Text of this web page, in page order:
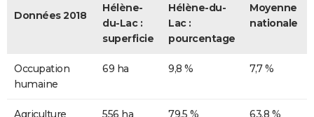
Données 2018
Hélène-
du-Lac :
superficie
Hélène-du-
Lac :
pourcentage
Moyenne
nationale
Occupation
humaine
69 ha 9,8 % 7,7 %
Agriculture 556 ha 79,5 % 63,8 %